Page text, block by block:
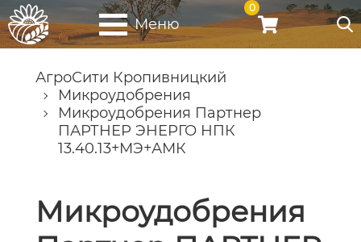
Меню
0
АгроСити Кропивницкий
Микроудобрения
Микроудобрения Партнер
ПАРТНЕР ЭНЕРГО НПК
13.40.13+МЭ+АМК
Микроудобрения